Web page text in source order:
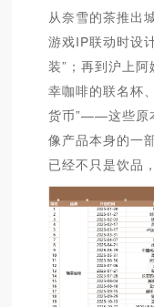
从奈雪的茶推出
游戏IP联动时设
装”；再到沪上
幸咖啡的联名杯
货币”——这些原
像产品本身的一
已经不只是饮品